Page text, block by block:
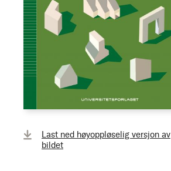
Last ned høyoppløselig versjon av
bildet